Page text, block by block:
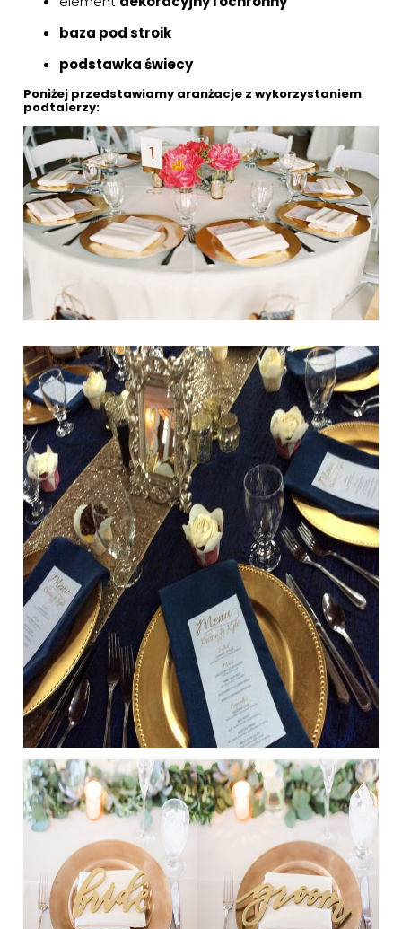
baza pod stroik
podstawka świecy
Poniżej przedstawiamy aranżacje z wykorzystaniem
podtalerzy: